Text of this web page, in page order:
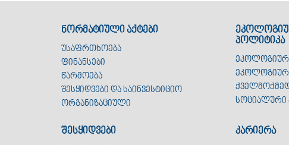
ნორმატიული აქტები
უსაფრთხოება
ფინანსები
წარმოება
შესყიდვები და საინვესტიციო
ორგანიზაციული
პოლიტიკა
სოციალური
შესყიდვები კარიერა